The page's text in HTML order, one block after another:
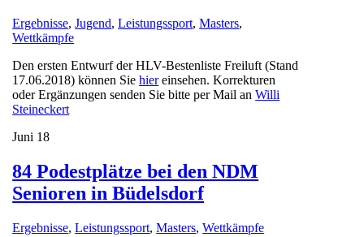
Ergebnisse,Jugend,Leistungssport,Masters,
Wettkämpfe
Den ersten Entwurf der HLV-Bestenliste Freiluft (Stand
17.06.2018) können Siehiereinsehen. Korrekturen
oder Ergänzungen senden Sie bitte per Mail anWilli
Steineckert
Juni 18
84 Podestplätze bei den NDM
Senioren in Büdelsdorf
Ergebnisse,Leistungssport,Masters,Wettkämpfe